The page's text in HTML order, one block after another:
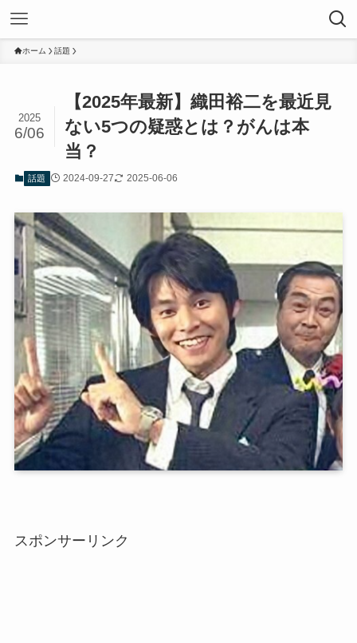
ホーム 話題
【2025年最新】織田裕二を最近見
ない5つの疑惑とは？がんは本
当？
2025
6/06
話題 2024-09-27 2025-06-06
スポンサーリンク